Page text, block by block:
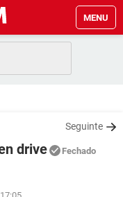
MENU
Seguinte
drive Fechado